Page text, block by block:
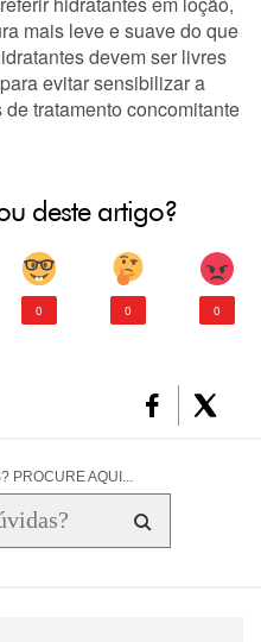
mais leve e suave do que
devem ser livres
evitar sensibilizar a
tratamento concomitante
deste artigo?
0 0 0
PROCURE AQUI...